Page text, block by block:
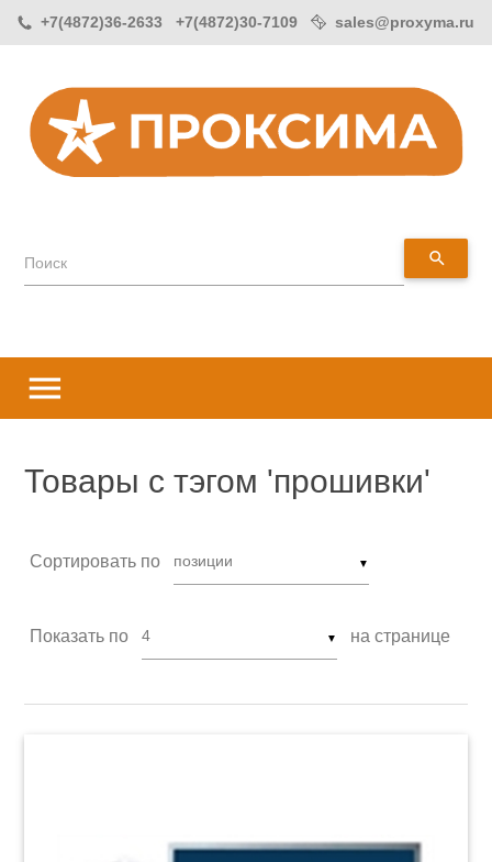
+7(4872)36-2633 +7(4872)30-7109 sales@proxyma.ru
Поиск search
menu
Товары с тэгом 'прошивки'
Сортировать по ▼
Показать по ▼ на странице